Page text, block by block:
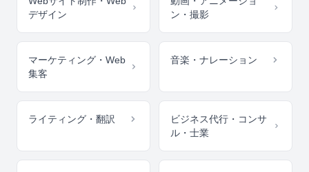
デザイン
ン・撮影
マーケティング・Web
集客
音楽・ナレーション
ライティング・翻訳
ビジネス代行・コンサ
ル・士業